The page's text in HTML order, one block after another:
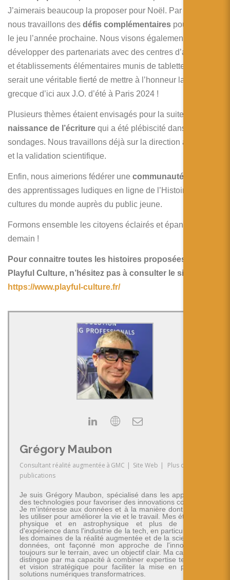
J’aimerais beaucoup la proposer pour Noël. Par ailleurs,
nous travaillons des défis complémentaires pour enrichir
le jeu l’année prochaine. Nous visons également à
développer des partenariats avec des centres d’animation
et établissements élémentaires munis de tablettes. Ce
serait une véritable fierté de mettre à l’honneur la culture
grecque d’ici aux J.O. d’été à Paris 2024 !
Plusieurs thèmes étaient envisagés pour la suite et c’est la
naissance de l’écriture qui a été plébiscité dans nos
sondages. Nous travaillons déjà sur la direction artistique
et la validation scientifique.
Enfin, nous aimerions fédérer une communauté
des apprentissages ludiques en ligne de l’Histoire et des
cultures du monde auprès du public jeune.
Formons ensemble les citoyens éclairés et épanouis de
demain !
Pour connaitre toutes les histoires proposées par
Playful Culture, n’hésitez pas à consulter le site
https://www.playful-culture.fr/
Grégory Maubon
Consultant réalité augmentée à GMC | Site Web |
Plus de
publications
Je suis Grégory Maubon, spécialisé dans les applications
des technologies pour favoriser des innovations concrètes.
Je m'intéresse aux données et à la manière dont on peut
les utiliser pour améliorer la vie et le travail. Mes études en
physique et en astrophysique et plus de 30 ans
d'expérience dans l'industrie de la tech, en particulier dans
les domaines de la réalité augmentée et de la science des
données, ont façonné mon approche de l'innovation -
toujours sur le terrain, avec un objectif clair. Ma carrière se
distingue par ma capacité à combiner expertise technique
et vision stratégique pour faciliter la mise en place de
solutions numériques transformatrices.